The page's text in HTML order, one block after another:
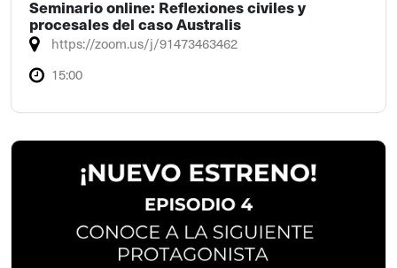
Seminario online: Reflexiones civiles y
procesales del caso Australis
https://zoom.us/j/91473463462
15:00